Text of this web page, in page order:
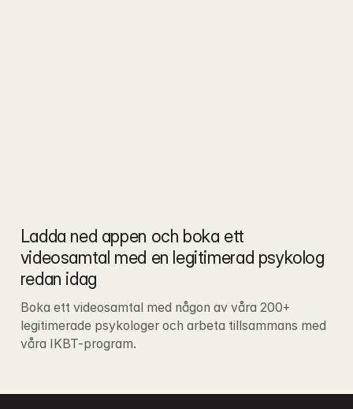
Ladda ned appen och boka ett
videosamtal med en legitimerad psykolog
redan idag
Boka ett videosamtal med någon av våra 200+
legitimerade psykologer och arbeta tillsammans med
våra IKBT-program.